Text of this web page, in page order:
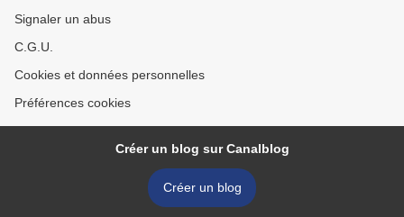
Signaler un abus
C.G.U.
Cookies et données personnelles
Préférences cookies
Créer un blog sur Canalblog
Créer un blog